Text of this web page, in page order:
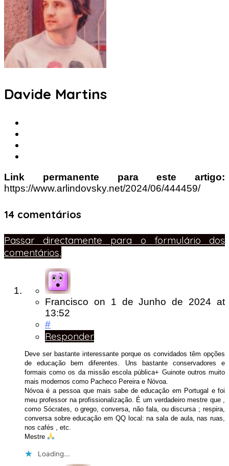
Davide Martins
Link permanente para este artigo:
https://www.arlindovsky.net/2024/06/444459/
14 comentários
Passar directamente para o formulário dos
comentários,
Francisco on 1 de Junho de 2024at
13:52
#
Responder
Deve ser bastante interessante porque os convidados têm opções
de educação bem diferentes. Uns bastante conservadores e
formais como os da missão escola pública+ Guinote outros muito
mais modernos como Pacheco Pereira e Nóvoa.
Nóvoa é a pessoa que mais sabe de educação em Portugal e foi
meu professor na profissionalização. É um verdadeiro mestre que ,
como Sócrates, o grego, conversa, não fala, ou discursa ; respira,
conversa sobre educação em QQ local: na sala de aula, nas ruas,
nos cafés , etc.
Mestre
Loading...